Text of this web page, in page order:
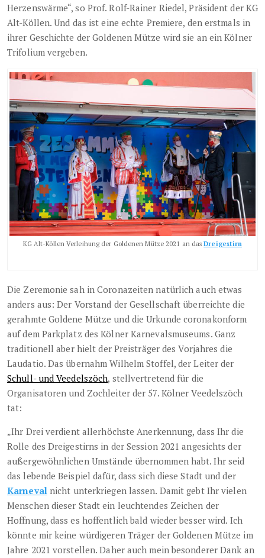
Herzenswärme“, so Prof. Rolf-Rainer Riedel, Präsident der KG
Alt-Köllen. Und das ist eine echte Premiere, den erstmals in
ihrer Geschichte der Goldenen Mütze wird sie an ein Kölner
Trifolium vergeben.
KG Alt-Köllen Verleihung der Goldenen Mütze 2021 an dasDreigestirn
Die Zeremonie sah in Coronazeiten natürlich auch etwas
anders aus: Der Vorstand der Gesellschaft überreichte die
gerahmte Goldene Mütze und die Urkunde coronakonform
auf dem Parkplatz des Kölner Karnevalsmuseums. Ganz
traditionell aber hielt der Preisträger des Vorjahres die
Laudatio. Das übernahm Wilhelm Stoffel, der Leiter der
Schull- und Veedelszöch, stellvertretend für die
Organisatoren und Zochleiter der 57. Kölner Veedelszöch
tat:
„Ihr Drei verdient allerhöchste Anerkennung, dass Ihr die
Rolle des Dreigestirns in der Session 2021 angesichts der
außergewöhnlichen Umstände übernommen habt. Ihr seid
das lebende Beispiel dafür, dass sich diese Stadt und der
Karnevalnicht unterkriegen lassen. Damit gebt Ihr vielen
Menschen dieser Stadt ein leuchtendes Zeichen der
Hoffnung, dass es hoffentlich bald wieder besser wird. Ich
könnte mir keine würdigeren Träger der Goldenen Mütze im
Jahre 2021 vorstellen. Daher auch mein besonderer Dank an